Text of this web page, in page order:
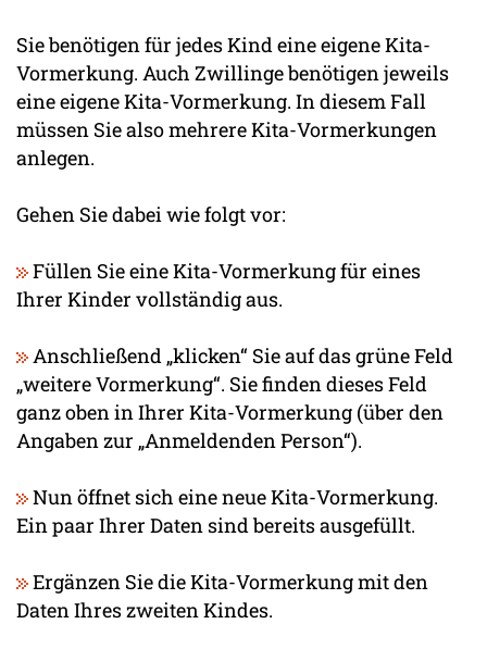
Sie benötigen für jedes Kind eine eigene Kita-
Vormerkung. Auch Zwillinge benötigen jeweils
eine eigene Kita-Vormerkung. In diesem Fall
müssen Sie also mehrere Kita-Vormerkungen
anlegen.
Gehen Sie dabei wie folgt vor:
Füllen Sie eine Kita-Vormerkung für eines
Ihrer Kinder vollständig aus.
Anschließend „klicken“ Sie auf das grüne Feld
„weitere Vormerkung“. Sie finden dieses Feld
ganz oben in Ihrer Kita-Vormerkung (über den
Angaben zur „Anmeldenden Person“).
Nun öffnet sich eine neue Kita-Vormerkung.
Ein paar Ihrer Daten sind bereits ausgefüllt.
Ergänzen Sie die Kita-Vormerkung mit den
Daten Ihres zweiten Kindes.